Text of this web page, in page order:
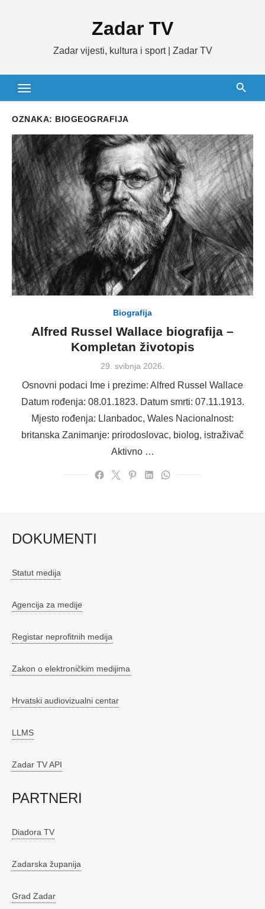
Zadar TV
Zadar vijesti, kultura i sport | Zadar TV
OZNAKA: BIOGEOGRAFIJA
Biografija
Alfred Russel Wallace biografija –
Kompletan životopis
Posted
29. svibnja 2026.
Osnovni podaci Ime i prezime: Alfred Russel Wallace
Datum rođenja: 08.01.1823. Datum smrti: 07.11.1913.
Mjesto rođenja: Llanbadoc, Wales Nacionalnost:
britanska Zanimanje: prirodoslovac, biolog, istraživač
Aktivno …
DOKUMENTI
Statut medija
Agencija za medije
Registar neprofitnih medija
Zakon o elektroničkim medijima
Hrvatski audiovizualni centar
LLMS
Zadar TV API
PARTNERI
Diadora TV
Zadarska županija
Grad Zadar